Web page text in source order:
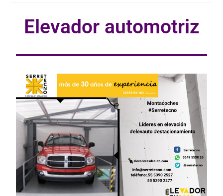
Elevador automotriz